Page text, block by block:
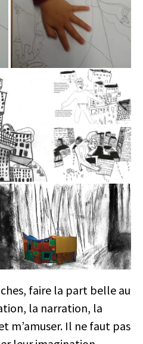
faire la part belle au
la narration, la
m’amuser. Il ne faut pas